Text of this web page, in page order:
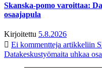
Skanska-pomo varoittaa:
osaajapula
Kirjoitettu 5.8.2026
Ei kommentteja artikkeliin
Datakeskustyömaita uhkaa